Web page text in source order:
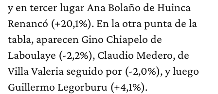
y en tercer lugar Ana Bolaño de Huinca
Renancó (+20,1%). En la otra punta de la
tabla, aparecen Gino Chiapelo de
Laboulaye (-2,2%), Claudio Medero, de
Villa Valeria seguido por (-2,0%), y luego
Guillermo Legorburu (+4,1%).